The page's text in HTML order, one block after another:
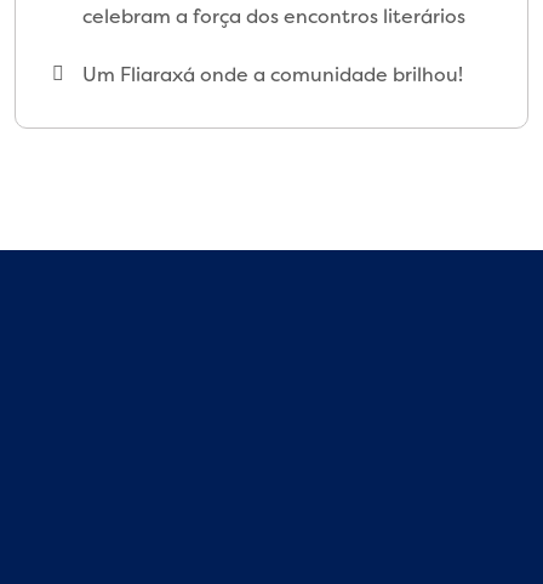
celebram a força dos encontros literários
Um Fliaraxá onde a comunidade brilhou!